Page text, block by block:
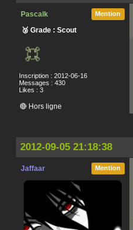
Mention
Pascalk
🥉 Grade : Scout
Inscription : 2012-06-16
Messages : 430
Likes : 3
🔴 Hors ligne
2012-09-05 21:18:38
Mention
Jaffaar